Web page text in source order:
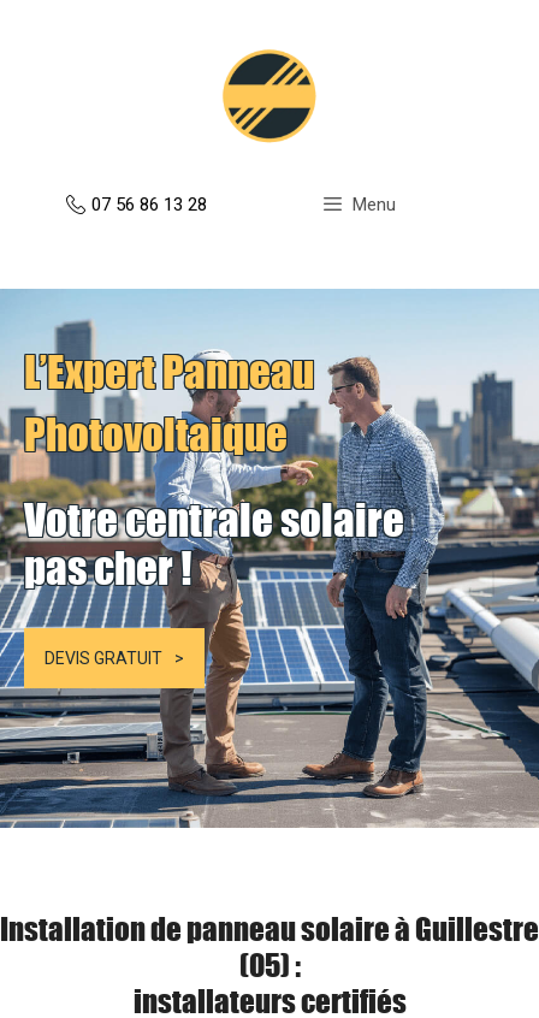
07 56 86 13 28 Menu
L’Expert Panneau
Photovoltaique
Votre centrale solaire
pas cher !
DEVIS GRATUIT
Installation de panneau solaire à Guillestre
(05) :
installateurs certifiés